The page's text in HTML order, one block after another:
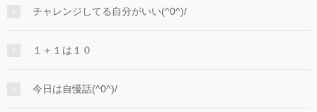
チャレンジしてる自分がいい(^0^)/
１＋１は１０
今日は自慢話(^0^)/